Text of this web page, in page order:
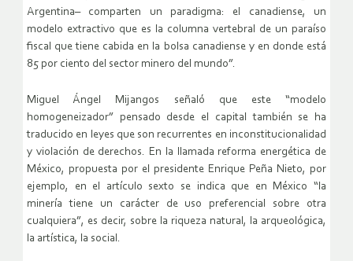
Argentina– comparten un paradigma: el canadiense, un
modelo extractivo que es la columna vertebral de un paraíso
fiscal que tiene cabida en la bolsa canadiense y en donde está
85 por ciento del sector minero del mundo”.
Miguel Ángel Mijangos señaló que este “modelo
homogeneizador” pensado desde el capital también se ha
traducido en leyes que son recurrentes en inconstitucionalidad
y violación de derechos. En la llamada reforma energética de
México, propuesta por el presidente Enrique Peña Nieto, por
ejemplo, en el artículo sexto se indica que en México “la
minería tiene un carácter de uso preferencial sobre otra
cualquiera”, es decir, sobre la riqueza natural, la arqueológica,
la artística, la social.